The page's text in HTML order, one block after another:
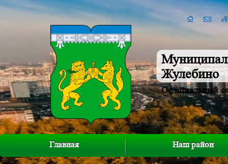
Жулебино
Официальный
Главная Наш район